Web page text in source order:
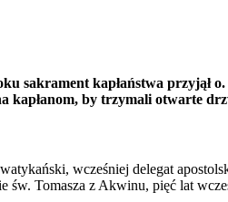
kapłaństwa przyjął o.
kapłanom, by trzymali otwarte
wcześniej delegat
św. Tomasza z Akwinu, pięć lat